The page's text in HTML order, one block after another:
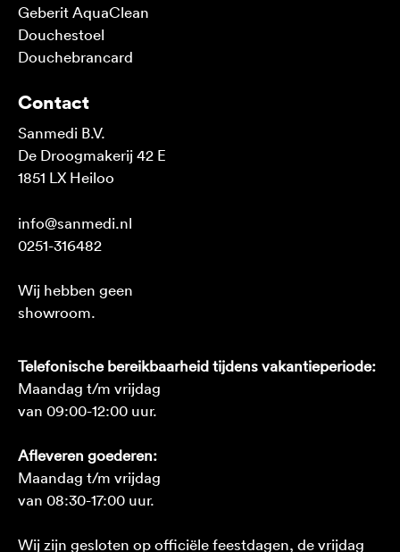
Geberit AquaClean
Douchestoel
Douchebrancard
Contact
Sanmedi B.V.
De Droogmakerij 42 E
1851 LX Heiloo
info@sanmedi.nl
0251-316482
Wij hebben geen
showroom.
Telefonische bereikbaarheid tijdens vakantieperiode:
Maandag t/m vrijdag
van 09:00-12:00 uur.
Afleveren goederen:
Maandag t/m vrijdag
van 08:30-17:00 uur.
Wij zijn gesloten op officiële feestdagen, de vrijdag